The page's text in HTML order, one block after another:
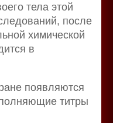
тела этой
после
химической
в
появляются
титры